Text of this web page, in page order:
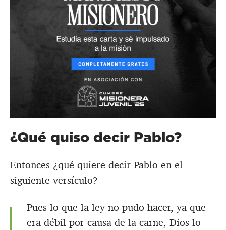
¿Qué quiso decir Pablo?
Entonces ¿qué quiere decir Pablo en el
siguiente versículo?
Pues lo que la ley no pudo hacer, ya que
era débil por causa de la carne, Dios lo